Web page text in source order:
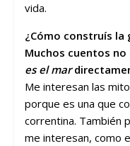
vida.
¿Cómo construís
Muchos cuentos no
es el mar
Me interesan las
porque es una que
correntina. También
me interesan, como